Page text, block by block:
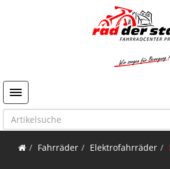
Toggle navigation
Fahrräder Elektrofahrräder